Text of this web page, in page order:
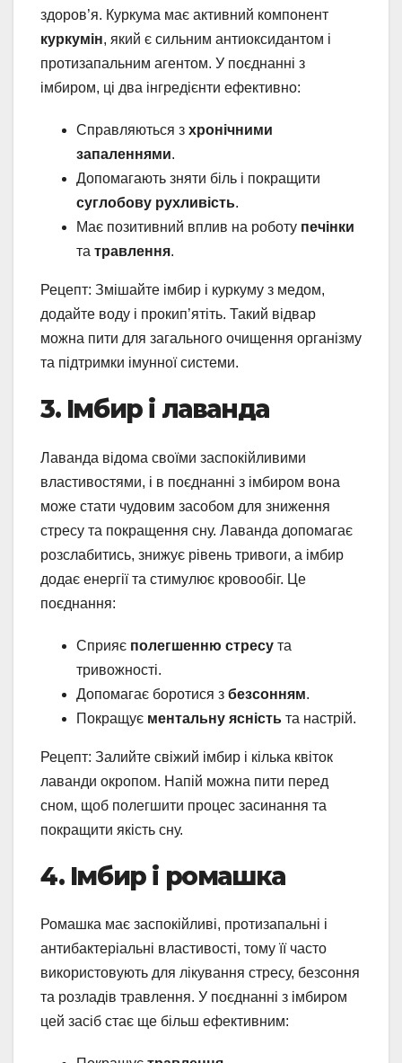
здоров’я. Куркума має активний компонент
куркумін, який є сильним антиоксидантом і
протизапальним агентом. У поєднанні з
імбиром, ці два інгредієнти ефективно:
Справляються з хронічними
запаленнями.
Допомагають зняти біль і покращити
суглобову рухливість.
Має позитивний вплив на роботу печінки
та травлення.
Рецепт: Змішайте імбир і куркуму з медом,
додайте воду і прокип’ятіть. Такий відвар
можна пити для загального очищення організму
та підтримки імунної системи.
3. Імбир і лаванда
Лаванда відома своїми заспокійливими
властивостями, і в поєднанні з імбиром вона
може стати чудовим засобом для зниження
стресу та покращення сну. Лаванда допомагає
розслабитись, знижує рівень тривоги, а імбир
додає енергії та стимулює кровообіг. Це
поєднання:
Сприяє полегшенню стресу та
тривожності.
Допомагає боротися з безсонням.
Покращує ментальну ясність та настрій.
Рецепт: Залийте свіжий імбир і кілька квіток
лаванди окропом. Напій можна пити перед
сном, щоб полегшити процес засинання та
покращити якість сну.
4. Імбир і ромашка
Ромашка має заспокійливі, протизапальні і
антибактеріальні властивості, тому її часто
використовують для лікування стресу, безсоння
та розладів травлення. У поєднанні з імбиром
цей засіб стає ще більш ефективним: